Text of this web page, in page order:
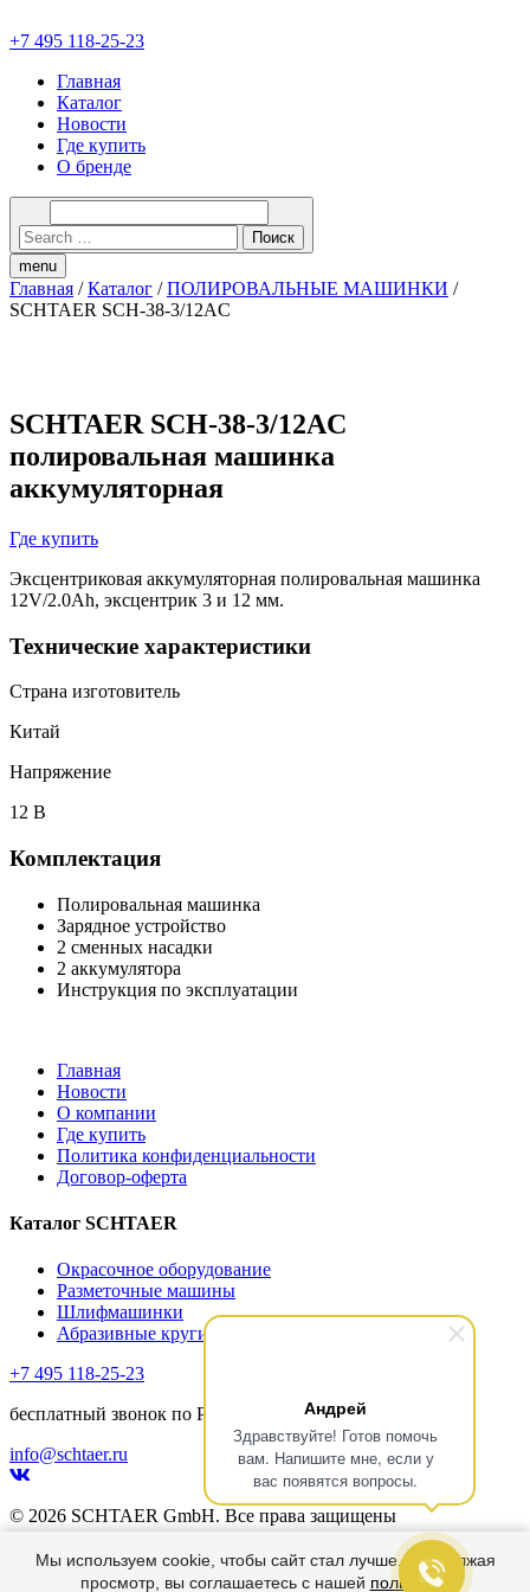
Андрей
Здравствуйте! Готов помочь
вам. Напишите мне, если у
вас появятся вопросы.
+7 495 118-25-23
Главная
Каталог
Новости
Где купить
О бренде
menu
Главная /Каталог /ПОЛИРОВАЛЬНЫЕ МАШИНКИ /
SCHTAER SCH-38-3/12AC
SCHTAER SCH-38-3/12AC
полировальная машинка
аккумуляторная
Где купить
Эксцентриковая аккумуляторная полировальная машинка
12V/2.0Ah, эксцентрик 3 и 12 мм.
Технические характеристики
Страна изготовитель
Китай
Напряжение
12 В
Комплектация
Полировальная машинка
Зарядное устройство
2 сменных насадки
2 аккумулятора
Инструкция по эксплуатации
Главная
Новости
О компании
Где купить
Политика конфиденциальности
Договор-оферта
Каталог SCHTAER
Окрасочное оборудование
Разметочные машины
Шлифмашинки
Абразивные круги
+7 495 118-25-23
бесплатный звонок по РФ
info@schtaer.ru
© 2026 SCHTAER GmbH. Все права защищены
Главная
Каталог
Мы используем cookie, чтобы сайт стал лучше. Продолжая
просмотр, вы соглашаетесь с нашей политикой